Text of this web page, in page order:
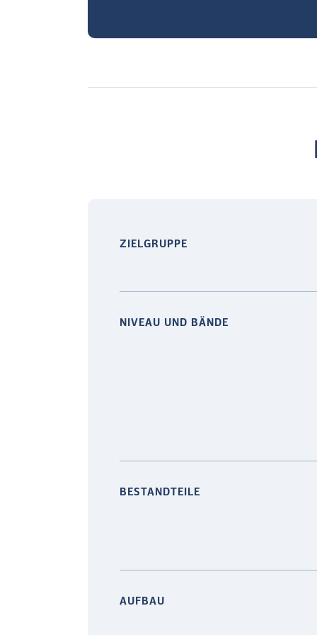
ZIELGRUPPE
NIVEAU UND BÄNDE
BESTANDTEILE
AUFBAU